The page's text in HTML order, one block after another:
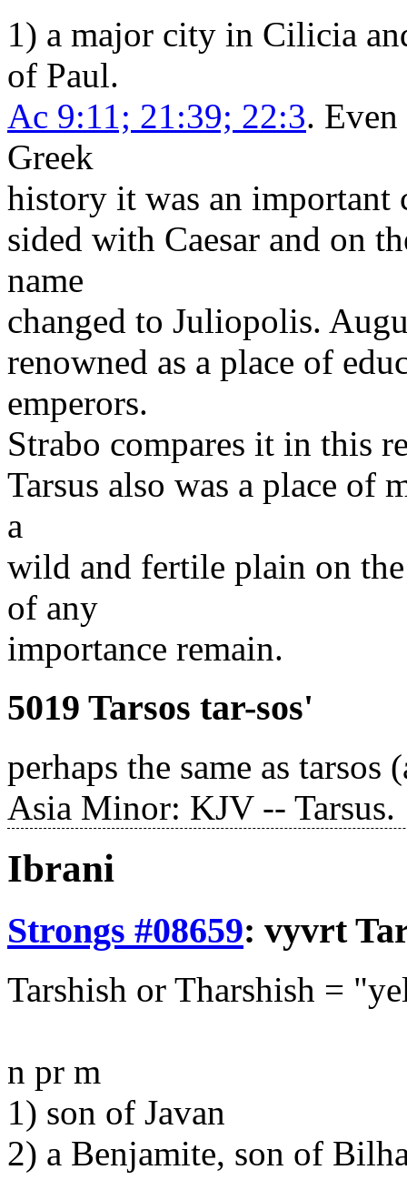
1) a major city in Cilicia
of Paul.
Ac 9:11; 21:39; 22:3.
Greek
history it was an
sided with Caesar and on
name
changed to Juliopolis.
renowned as a place of
emperors.
Strabo compares it in this
Tarsus also was a place of
a
wild and fertile plain on
of any
importance remain.
5019 Tarsos tar-sos'
perhaps the same as
Asia Minor: KJV -- Tarsus.
Ibrani
Strongs #08659: vyvrt
Tarshish or Tharshish =
n pr m
1) son of Javan
2) a Benjamite, son of